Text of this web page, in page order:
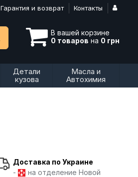
Гарантия и возврат Контакты
В вашей корзине
0 товаров на 0 грн
Детали
кузова
Масла и
Автохимия
Доставка по Украине
-
на отделение Новой